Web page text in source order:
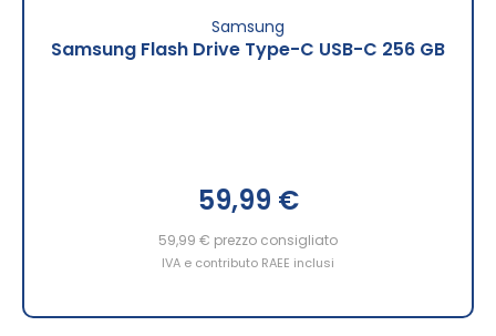
Samsung
Samsung Flash Drive Type-C USB-C 256 GB
59,99 €
59,99 € prezzo consigliato
IVA e contributo RAEE inclusi